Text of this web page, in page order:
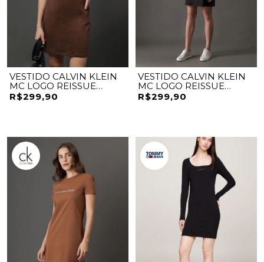
VESTIDO CALVIN KLEIN
MC LOGO REISSUE
EMBOSSED
R$299,90
VESTIDO CALVIN KLEIN
MC LOGO REISSUE
EMBOSSED
R$299,90